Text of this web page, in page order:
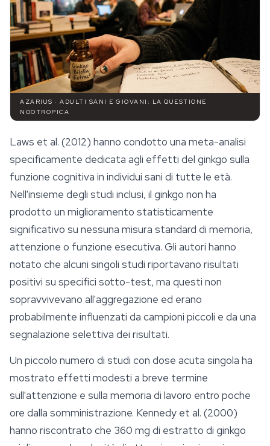
AZARIUS · ADULTI SANI E GIOVANI: LA QUESTIONE
NOOTROPICA
Laws et al. (2012) hanno condotto una meta-analisi
specificamente dedicata agli effetti del ginkgo sulla
funzione cognitiva in individui sani di tutte le età.
Nell'insieme degli studi inclusi, il ginkgo non ha
prodotto un miglioramento statisticamente
significativo su nessuna misura standard di memoria,
attenzione o funzione esecutiva. Gli autori hanno
notato che alcuni singoli studi riportavano risultati
positivi su specifici sotto-test, ma questi non
sopravvivevano all'aggregazione ed erano
probabilmente influenzati da campioni piccoli e da una
segnalazione selettiva dei risultati.
Un piccolo numero di studi con dose acuta singola ha
mostrato effetti modesti a breve termine
sull'attenzione e sulla memoria di lavoro entro poche
ore dalla somministrazione. Kennedy et al. (2000)
hanno riscontrato che 360 mg di estratto di ginkgo